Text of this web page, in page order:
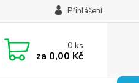
Přihlášení
0ks
za 0,00 Kč